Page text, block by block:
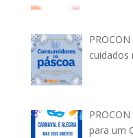
cuidados
para um